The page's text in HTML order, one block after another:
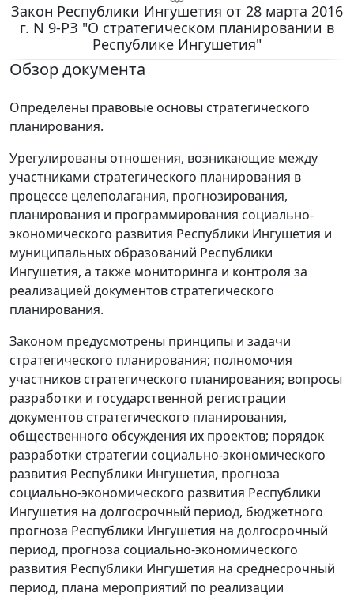
Закон Республики Ингушетия от 28 марта 2016
г. N 9-РЗ "О стратегическом планировании в
Республике Ингушетия"
Обзор документа
Определены правовые основы стратегического
планирования.
Урегулированы отношения, возникающие между
участниками стратегического планирования в
процессе целеполагания, прогнозирования,
планирования и программирования социально-
экономического развития Республики Ингушетия и
муниципальных образований Республики
Ингушетия, а также мониторинга и контроля за
реализацией документов стратегического
планирования.
Законом предусмотрены принципы и задачи
стратегического планирования; полномочия
участников стратегического планирования; вопросы
разработки и государственной регистрации
документов стратегического планирования,
общественного обсуждения их проектов; порядок
разработки стратегии социально-экономического
развития Республики Ингушетия, прогноза
социально-экономического развития Республики
Ингушетия на долгосрочный период, бюджетного
прогноза Республики Ингушетия на долгосрочный
период, прогноза социально-экономического
развития Республики Ингушетия на среднесрочный
период, плана мероприятий по реализации